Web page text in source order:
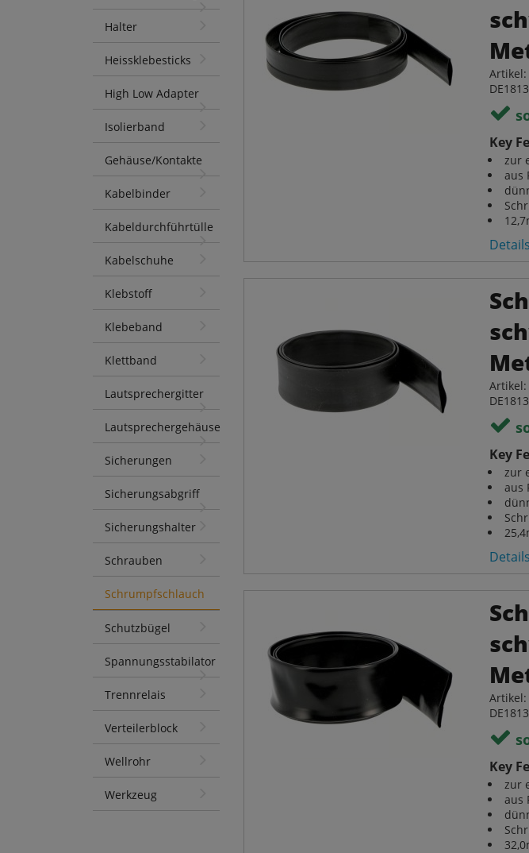
Halter
Heissklebesticks
High Low Adapter
Isolierband
Gehäuse/Kontakte
Kabelbinder
Kabeldurchführtülle
Kabelschuhe
Klebstoff
Klebeband
Klettband
Lautsprechergitter
Lautsprechergehäuse
Sicherungen
Sicherungsabgriff
Sicherungshalter
Schrauben
Schrumpfschlauch
Schutzbügel
Spannungsstabilator
Trennrelais
Verteilerblock
Wellrohr
Werkzeug
Artikel:
Key
zur
aus
Artikel:
Key
zur
aus
Artikel:
Key
zur
aus